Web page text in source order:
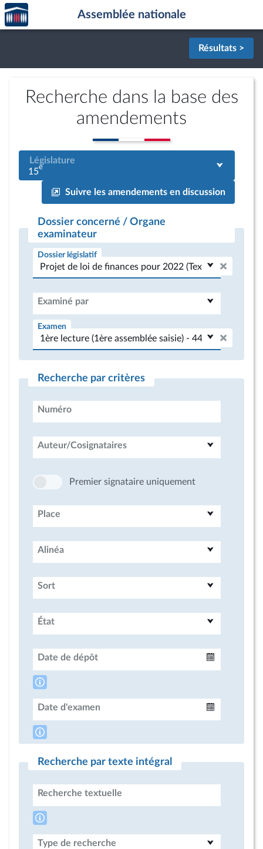
Aller au contenu
Aller en bas de la page
Accèder
à la
page
Assemblée nationale
Résultats >
Recherche dans la base des
amendements
Législature
15e
Suivre les amendements en discussion
Dossier concerné / Organe
examinateur
Dossier législatif
Examiné par
Examen
Recherche par critères
Numéro
Auteur/Cosignataires
Premier signataire uniquement
Place
Alinéa
Sort
État
Date de dépôt
Date d'examen
Recherche par texte intégral
Recherche textuelle
Type de recherche